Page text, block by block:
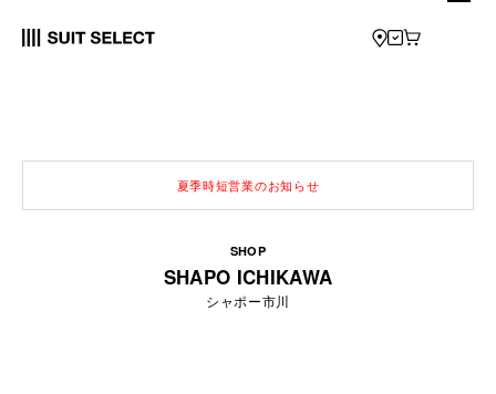
夏季時短営業のお知らせ
SHOP
SHAPO ICHIKAWA
シャポー市川